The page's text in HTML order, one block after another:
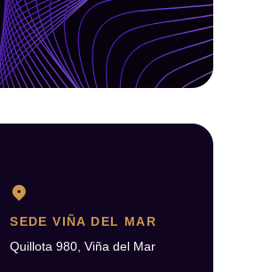
SEDE VIÑA DEL MAR
Quillota 980, Viña del Mar